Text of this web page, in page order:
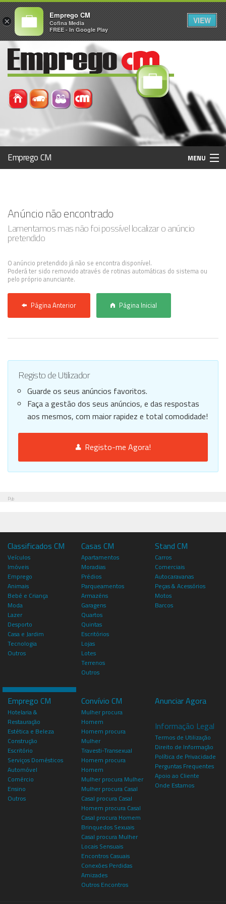
Emprego CM MENU
Registo / Login
Anunciar Agora
Anúncio não encontrado
Lamentamos mas não foi possível localizar o anúncio
pretendido
O anúncio pretendido já não se encontra disponível.
Poderá ter sido removido através de rotinas automáticas do sistema ou
pelo próprio anunciante.
Página Anterior Página Inicial
Registo de Utilizador
Guarde os seus anúncios favoritos.
Faça a gestão dos seus anúncios, e das respostas
aos mesmos, com maior rapidez e total comodidade!
Registo-me Agora!
Pub
Classificados CM
Veículos
Imóveis
Emprego
Animais
Bebé e Criança
Moda
Lazer
Desporto
Casa e Jardim
Tecnologia
Outros
Casas CM
Apartamentos
Moradias
Prédios
Parqueamentos
Armazéns
Garagens
Quartos
Quintas
Escritórios
Lojas
Lotes
Terrenos
Outros
Stand CM
Carros
Comerciais
Autocaravanas
Peças & Acessórios
Motos
Barcos
Emprego CM
Hotelaria &
Restauração
Estética e Beleza
Construção
Escritório
Serviços Domésticos
Automóvel
Comércio
Ensino
Outros
Convívio CM
Mulher procura
Homem
Homem procura
Mulher
Travesti-Transexual
Homem procura
Homem
Mulher procura Mulher
Mulher procura Casal
Casal procura Casal
Homem procura Casal
Casal procura Homem
Brinquedos Sexuais
Casal procura Mulher
Locais Sensuais
Encontros Casuais
Conexões Perdidas
Amizades
Outros Encontros
Anunciar Agora
Informação Legal
Termos de Utilização
Direito de Informação
Política de Privacidade
Perguntas Frequentes
Apoio ao Cliente
Onde Estamos
×
Emprego CM
Cofina Media
FREE - In Google Play
VIEW